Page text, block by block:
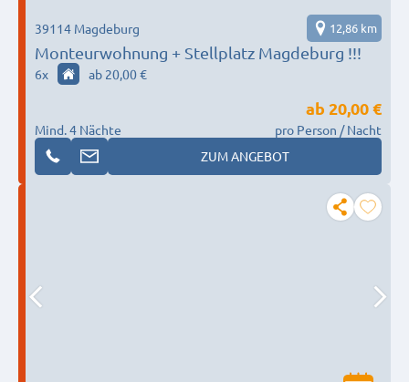
Monteurwohnung + Stellplatz Magdeburg !!!
39114 Magdeburg 12,86 km
6x ab 20,00 €
Mind. 4 Nächte
ab 20,00 €
pro Person / Nacht
ZUM ANGEBOT